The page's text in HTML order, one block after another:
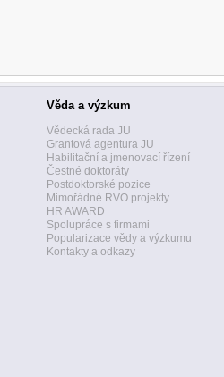
Věda a výzkum
Vědecká rada JU
Grantová agentura JU
Habilitační a jmenovací řízení
Čestné doktoráty
Postdoktorské pozice
Mimořádné RVO projekty
HR AWARD
Spolupráce s firmami
Popularizace vědy a výzkumu
Kontakty a odkazy